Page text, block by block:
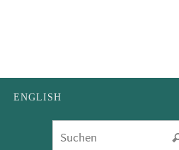
ENGLISH